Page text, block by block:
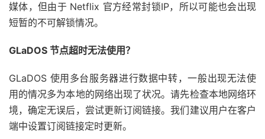
媒体，但由于 Netflix 官方经常封锁IP，所以可能也会出现
短暂的不可解锁情况。
GLaDOS 节点超时无法使用？
GLaDOS 使用多台服务器进行数据中转，一般出现无法使
用的情况多为本地的网络出现了状况。请先检查本地网络环
境，确定无误后，尝试更新订阅链接。我们建议用户在客户
端中设置订阅链接定时更新。